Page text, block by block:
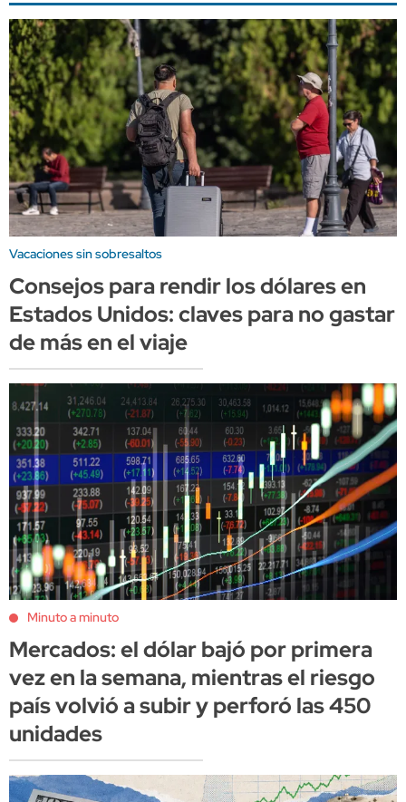
Vacaciones sin sobresaltos
Consejos para rendir los dólares en
Estados Unidos: claves para no gastar
de más en el viaje
Minuto a minuto
Mercados: el dólar bajó por primera
vez en la semana, mientras el riesgo
país volvió a subir y perforó las 450
unidades